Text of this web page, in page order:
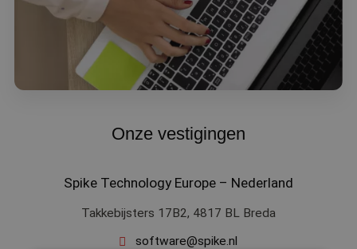
Onze vestigingen
Spike Technology Europe – Nederland
Takkebijsters 17B2, 4817 BL Breda
software@spike.nl